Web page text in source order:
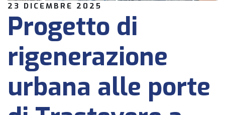
23 DICEMBRE 2025
Progetto di
rigenerazione
urbana alle porte